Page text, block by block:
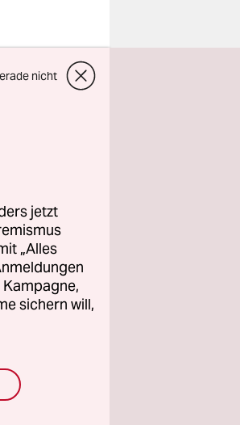
nicht
jetzt
„Alles
sichern will,